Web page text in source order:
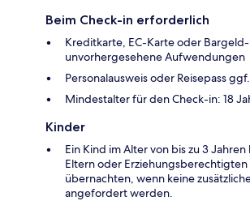
Beim Check-in erforderlich
Kreditkarte, EC-Karte oder
unvorhergesehene Aufwendungen
Personalausweis oder Reisepass
Mindestalter für den Check-in: 18
Kinder
Ein Kind im Alter von bis zu 3
Eltern oder Erziehungsberechtigten
übernachten, wenn keine
angefordert werden.